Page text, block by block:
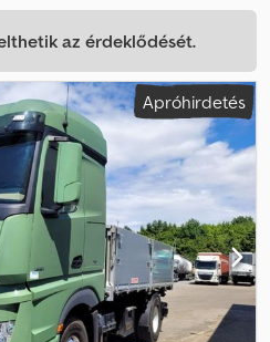
az érdeklődését.
Apróhirdetés